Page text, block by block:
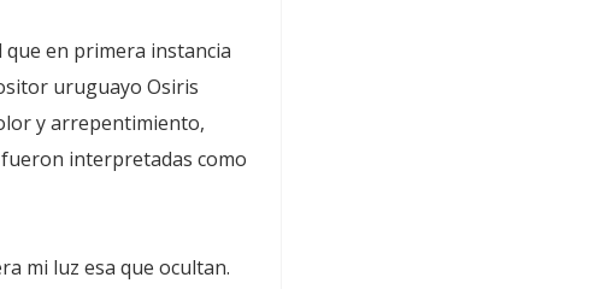
en primera instancia
uruguayo Osiris
y arrepentimiento,
interpretadas como
mi luz esa que ocultan.